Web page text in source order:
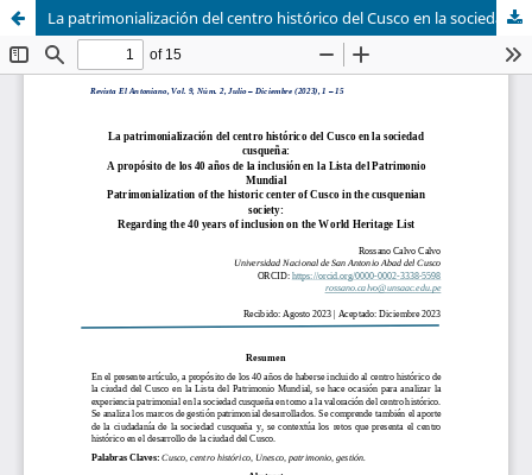
La patrimonialización del centro histórico del Cusco en la sociedad cusqueña: